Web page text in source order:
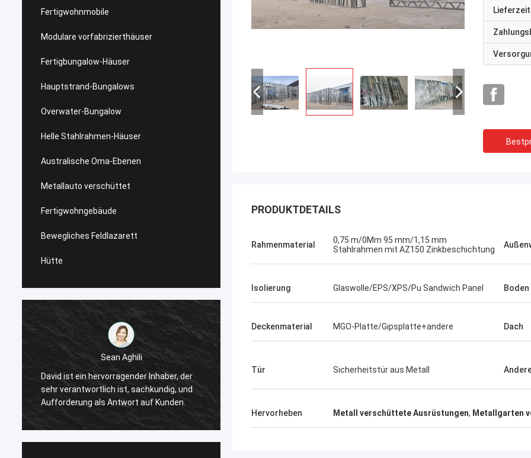
Fertigwohnmobile
Modulare vorfabrizierthäuser
Fertigbungalow-Häuser
Hauptstrand-Bungalows
Overwater-Bungalow
Helle Stahlrahmen-Häuser
Australische Oma-Ebenen
Metallauto verschüttet
Fertigwohngebäude
Bewegliches Feldlazarett
Hütte
Sean Aghili
David ist ein hervorragender Inhaber, der
sehr verantwortlich ist, sachkundig, und
Aufforderung als Antwort auf Kunden.
Ich empfehle in hohem Grade David von
suchen, die überall in der Welt versendet
Lieferzeit
PRODUKTDETAILS
Rahmenmaterial
0,75 m/0Mm 95 mm/1,15 mm
Stahlrahmen mit AZ150 Zinkbeschichtung
Isolierung Glaswolle/EPS/XPS/Pu Sandwich Panel Boden
Deckenmaterial MGO-Platte/Gipsplatte+andere Dach
Tür Sicherheitstür aus Metall
Hervorheben Metall verschüttete Ausrüstungen, Metallgarten